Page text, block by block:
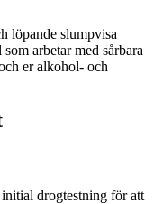
löpande slumpvisa
arbetar med sårbara
er alkohol- och
drogtestning för att